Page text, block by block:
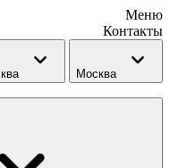
Меню
Контакты
Москва